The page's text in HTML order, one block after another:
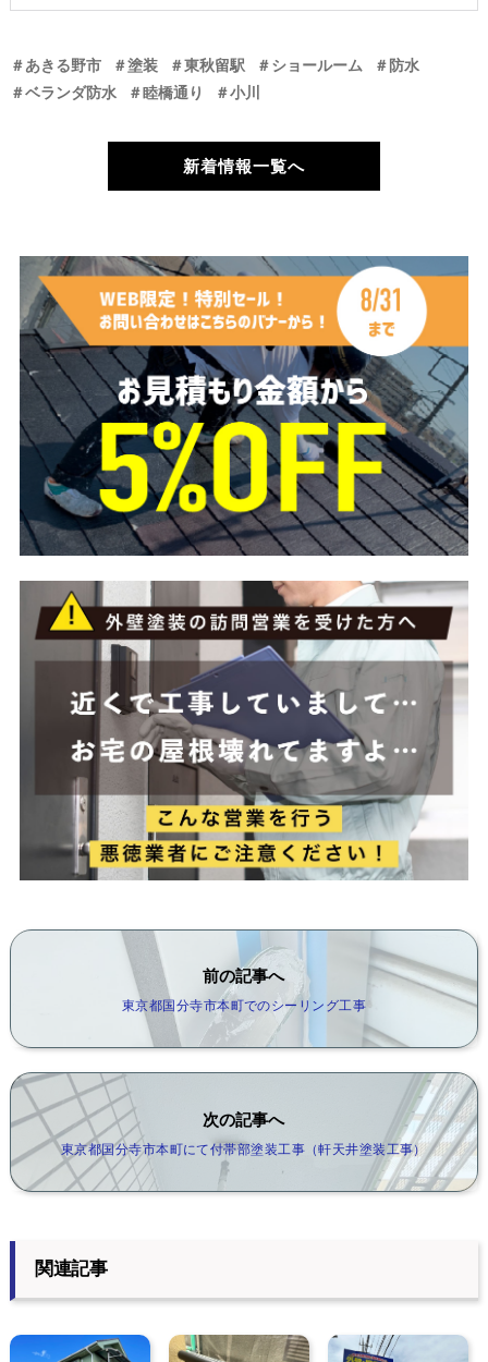
＃あきる野市 ＃塗装 ＃東秋留駅 ＃ショールーム
＃防水
＃ベランダ防水
＃睦橋通り ＃小川
新着情報一覧へ
前の記事へ
東京都国分寺市本町でのシーリング工事
次の記事へ
東京都国分寺市本町にて付帯部塗装工事（軒天井塗装工事）
関連記事